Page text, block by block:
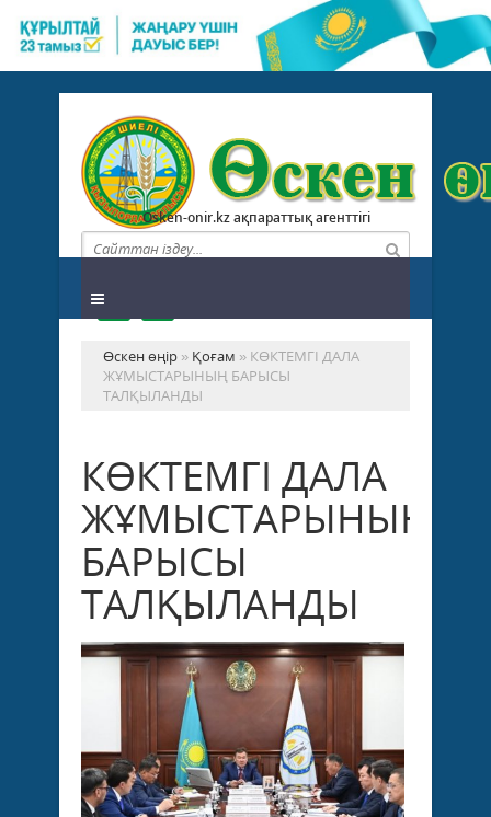
Osken-onir.kz ақпараттық агенттігі
Өскен өңір » Қоғам » КӨКТЕМГІ ДАЛА
ЖҰМЫСТАРЫНЫҢ БАРЫСЫ
ТАЛҚЫЛАНДЫ
КӨКТЕМГІ ДАЛА
ЖҰМЫСТАРЫНЫҢ
БАРЫСЫ
ТАЛҚЫЛАНДЫ